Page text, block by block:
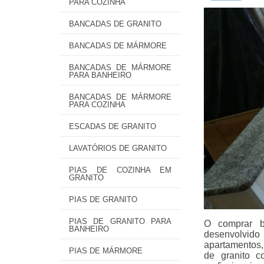
PARA COZINHA
BANCADAS DE GRANITO
BANCADAS DE MÁRMORE
BANCADAS DE MÁRMORE
PARA BANHEIRO
BANCADAS DE MÁRMORE
PARA COZINHA
ESCADAS DE GRANITO
LAVATÓRIOS DE GRANITO
PIAS DE COZINHA EM
GRANITO
PIAS DE GRANITO
PIAS DE GRANITO PARA
BANHEIRO
PIAS DE MÁRMORE
O comprar
desenvolvido
de granito